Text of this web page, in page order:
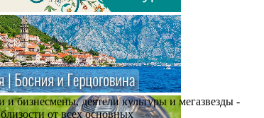
бизнесмены, деятели культуры и мегазвезды -
от всех основных